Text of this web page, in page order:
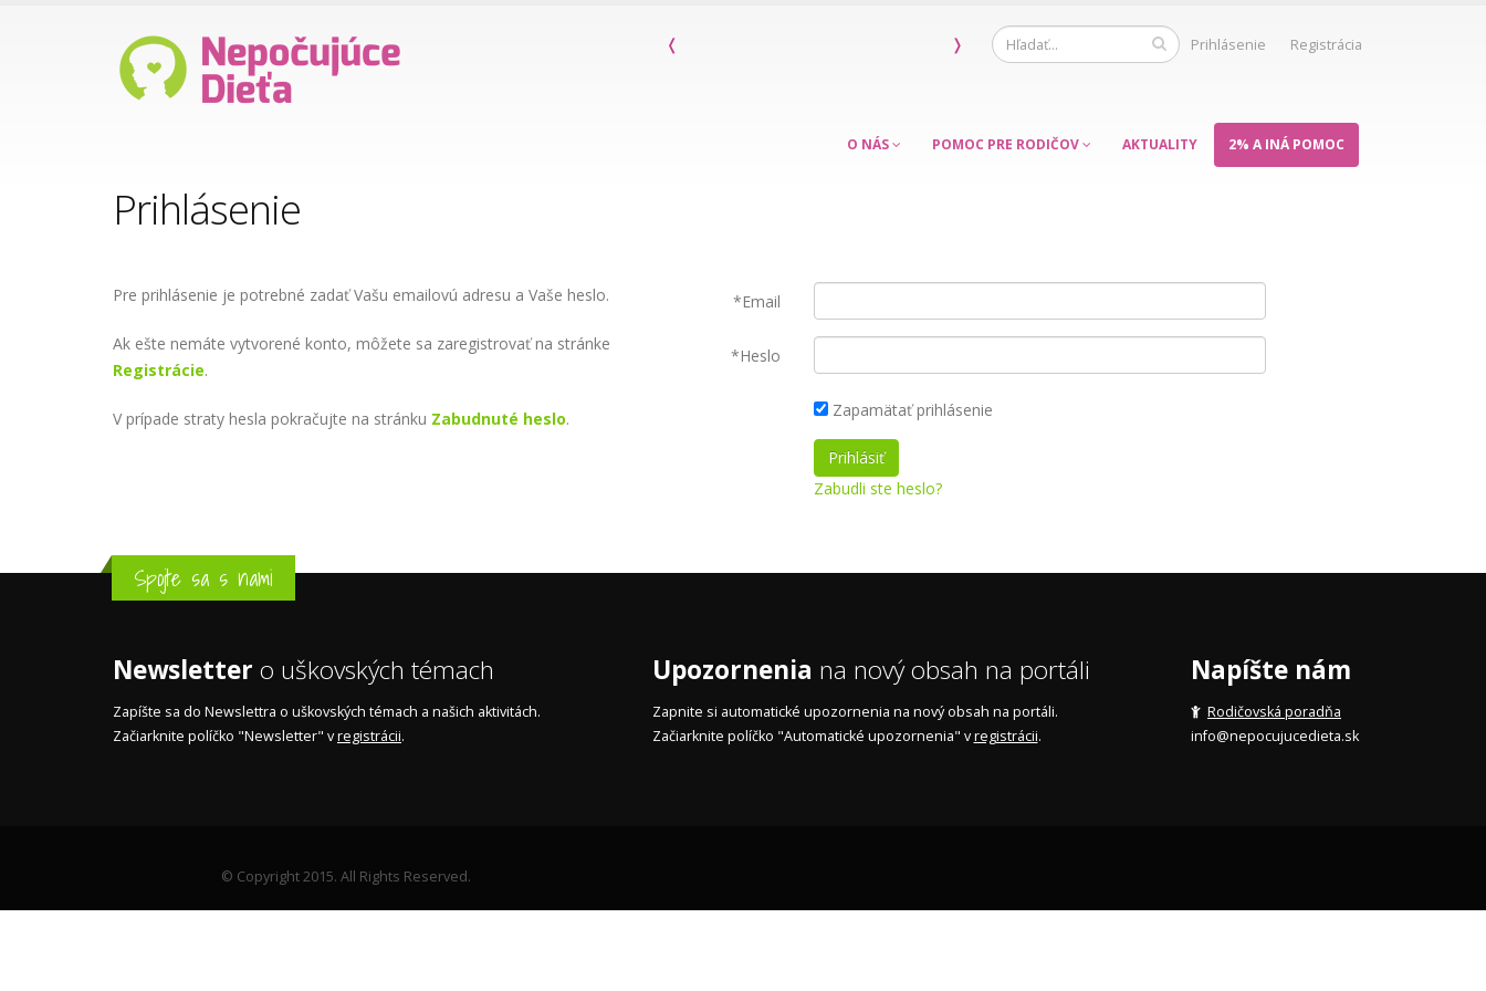
Prihlásenie Registrácia
❬ ❭
O NÁS POMOC PRE RODIČOV AKTUALITY 2% A INÁ POMOC
Prihlásenie
Pre prihlásenie je potrebné zadať Vašu emailovú adresu a Vaše heslo.
Ak ešte nemáte vytvorené konto, môžete sa zaregistrovať na stránke
Registrácie.
V prípade straty hesla pokračujte na stránku Zabudnuté heslo.
*Email
*Heslo
Zapamätať prihlásenie
Zabudli ste heslo?
Spojte sa s nami
Newsletter o uškovských témach
Zapíšte sa do Newslettra o uškovských témach a našich aktivitách.
Začiarknite políčko "Newsletter" vregistrácii.
Upozornenia na nový obsah na portáli
Zapnite si automatické upozornenia na nový obsah na portáli.
Začiarknite políčko "Automatické upozornenia" vregistrácii.
Napíšte nám
Rodičovská poradňa
info@nepocujucedieta.sk
© Copyright 2015. All Rights Reserved.